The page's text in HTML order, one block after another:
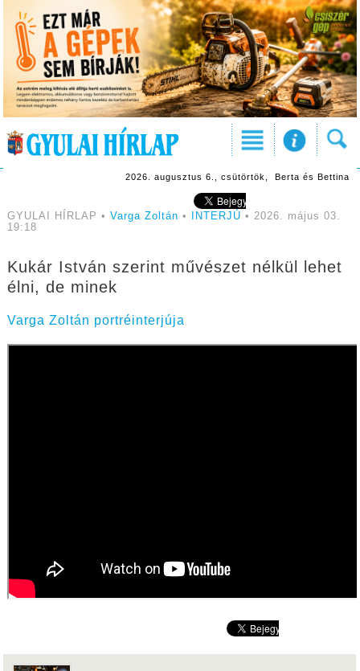
2026. augusztus 6., csütörtök, Berta és Bettina
GYULAI HÍRLAP • Varga Zoltán • INTERJÚ • 2026. május 03.
19:18
Kukár István szerint művészet nélkül lehet
élni, de minek
Varga Zoltán portréinterjúja